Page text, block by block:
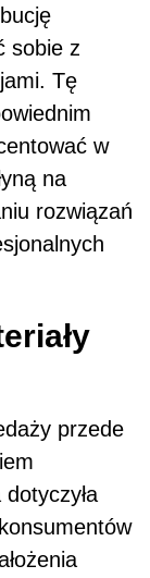
sobie z
Tę
w
na
rozwiązań
przede